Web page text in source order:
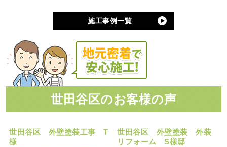
施工事例一覧
世田谷区のお客様の声
世田谷区 外壁塗装工事 T
様
世田谷区 外壁塗装 外装
リフォーム S様邸